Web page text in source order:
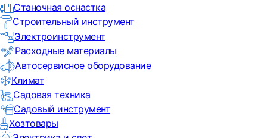
Станочная оснастка
Строительный инструмент
Электроинструмент
Расходные материалы
Автосервисное оборудование
Климат
Садовая техника
Садовый инструмент
Хозтовары